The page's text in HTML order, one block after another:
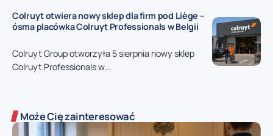
Colruyt otwiera nowy sklep dla firm pod Liège –
ósma placówka Colruyt Professionals w Belgii
Colruyt Group otworzyła 5 sierpnia nowy sklep
Colruyt Professionals w...
Może Cię zainteresować